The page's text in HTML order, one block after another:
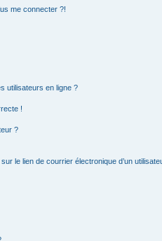
me connecter ?!
utilisateurs en ligne ?
!
?
le lien de courrier électronique d’un